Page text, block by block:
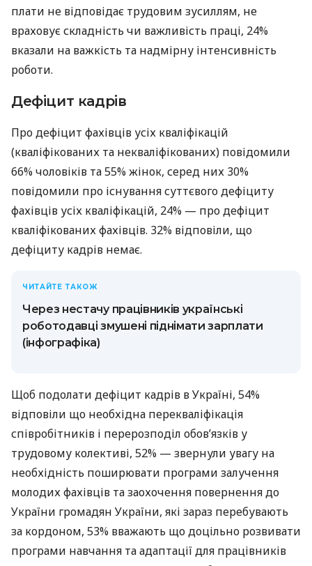
плати не відповідає трудовим зусиллям, не
враховує складність чи важливість праці, 24%
вказали на важкість та надмірну інтенсивність
роботи.
Дефіцит кадрів
Про дефіцит фахівців усіх кваліфікацій
(кваліфікованих та некваліфікованих) повідомили
66% чоловіків та 55% жінок, серед них 30%
повідомили про існування суттєвого дефіциту
фахівців усіх кваліфікацій, 24% — про дефіцит
кваліфікованих фахівців. 32% відповіли, що
дефіциту кадрів немає.
ЧИТАЙТЕ ТАКОЖ
Через нестачу працівників українські
роботодавці змушені піднімати зарплати
(інфографіка)
Щоб подолати дефіцит кадрів в Україні, 54%
відповіли що необхідна перекваліфікація
співробітників і перерозподіл обовʼязків у
трудовому колективі, 52% — звернули увагу на
необхідність поширювати програми залучення
молодих фахівців та заохочення повернення до
України громадян України, які зараз перебувають
за кордоном, 53% вважають що доцільно розвивати
програми навчання та адаптації для працівників